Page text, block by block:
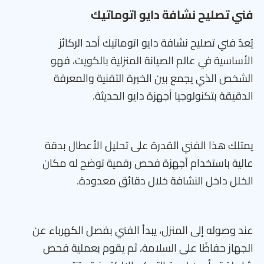
فني تصليح نشافة دايو اتوماتيك
يُعدّ فني تصليح نشافة دايو اتوماتيك أحد الركائز
الأساسية في عالم الصيانة المنزلية بالكويت، فهو
الشخص الذي يجمع بين الخبرة التقنية والمعرفة
الدقيقة بتكنولوجيا أجهزة دايو الحديثة.
يمتلك هذا الفني القدرة على تحليل الأعطال بدقة
عالية باستخدام أجهزة فحص رقمية توضح له مكان
الخلل داخل النشافة خلال دقائق معدودة.
عند وصوله إلى المنزل، يبدأ الفني بفصل الكهرباء عن
الجهاز حفاظًا على السلامة، ثم يقوم بعملية فحص